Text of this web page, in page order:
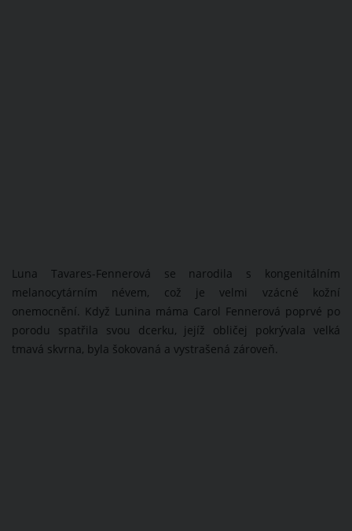
Luna Tavares-Fennerová se narodila s kongenitálním
melanocytárním névem, což je velmi vzácné kožní
onemocnění. Když Lunina máma Carol Fennerová poprvé po
porodu spatřila svou dcerku, jejíž obličej pokrývala velká
tmavá skvrna, byla šokovaná a vystrašená zároveň.